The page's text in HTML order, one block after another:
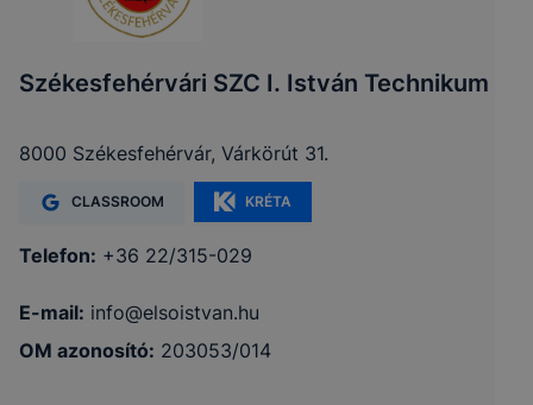
Székesfehérvári SZC I. István Technikum
8000 Székesfehérvár, Várkörút 31.
CLASSROOM KRÉTA
Telefon: +36 22/315-029
E-mail: info@elsoistvan.hu
OM azonosító: 203053/014